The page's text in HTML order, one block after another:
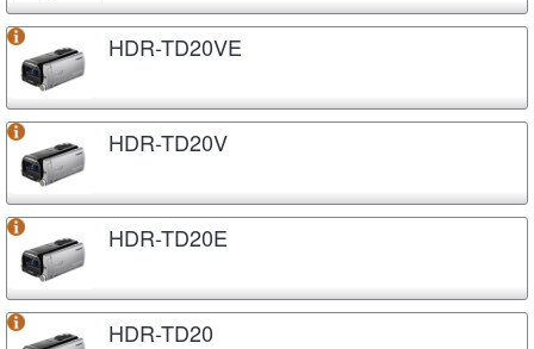
HDR-TD20VE
HDR-TD20V
HDR-TD20E
HDR-TD20